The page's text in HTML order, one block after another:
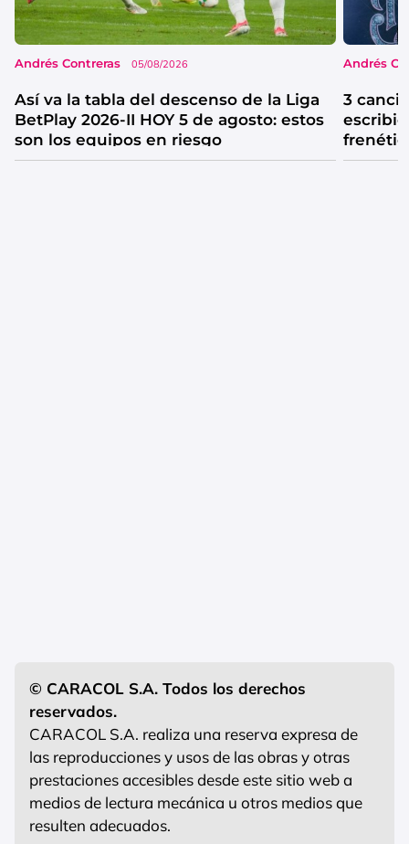
Andrés Contreras 05/08/2026
Así va la tabla del descenso de la Liga
BetPlay 2026-II HOY 5 de agosto: estos
son los equipos en riesgo
Andrés
3
© CARACOL S.A. Todos los derechos
reservados.
CARACOL S.A. realiza una reserva expresa de
las reproducciones y usos de las obras y otras
prestaciones accesibles desde este sitio web a
medios de lectura mecánica u otros medios que
resulten adecuados.